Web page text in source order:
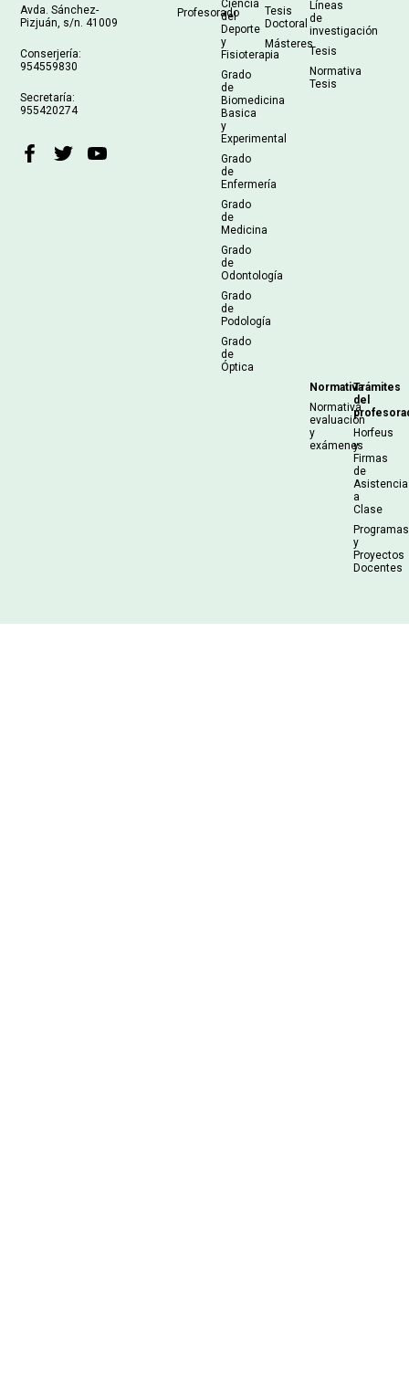
Avda. Sánchez-
Pizjuán, s/n. 41009
Conserjería:
954559830
Secretaría:
955420274
Profesorado
Ciencia
del
Deporte
y
Fisioterapia
Grado
de
Biomedicina
Basica
y
Experimental
Grado
de
Enfermería
Grado
de
Medicina
Grado
de
Odontología
Grado
de
Podología
Grado
de
Óptica
Tesis
Doctoral
Másteres
Líneas
de
investigación
Tesis
Normativa
Tesis
Normativa
Normativa
evaluación
y
exámenes
Trámites
del
Horfeus
y
Firmas
de
Asistencia
a
Clase
Programas
y
Proyectos
Docentes